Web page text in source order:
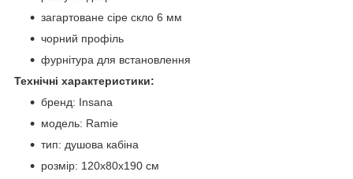
загартоване сіре скло 6 мм
чорний профіль
фурнітура для встановлення
Технічні характеристики:
бренд: Insana
модель: Ramie
тип: душова кабіна
розмір: 120x80x190 см